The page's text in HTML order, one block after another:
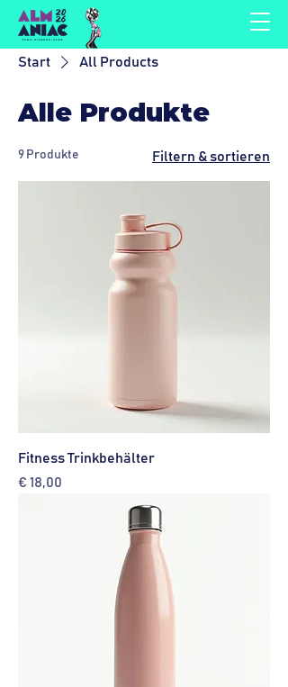
Start All Products
Alle Produkte
9 Produkte Filtern & sortieren
Fitness Trinkbehälter
Preis
€ 18,00